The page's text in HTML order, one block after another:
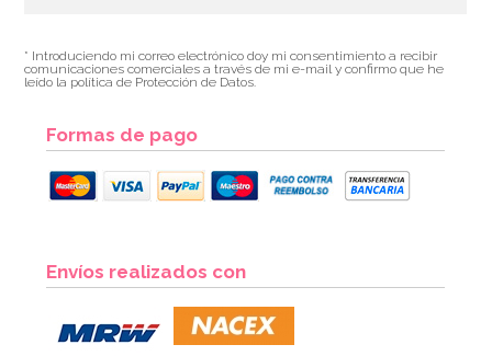
* Introduciendo mi correo electrónico doy mi consentimiento a recibir
comunicaciones comerciales a través de mi e-mail y confirmo que he
leído la política de Protección de Datos.
Formas de pago
Envíos realizados con